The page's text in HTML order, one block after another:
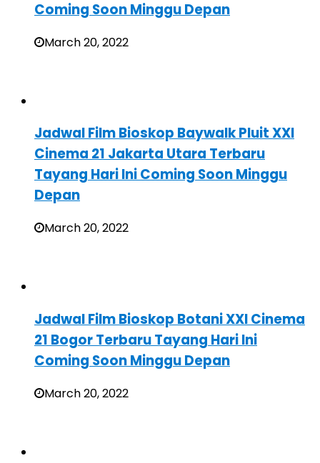
Coming Soon Minggu Depan
March 20, 2022
Jadwal Film Bioskop Baywalk Pluit XXI
Cinema 21 Jakarta Utara Terbaru
Tayang Hari Ini Coming Soon Minggu
Depan
March 20, 2022
Jadwal Film Bioskop Botani XXI Cinema
21 Bogor Terbaru Tayang Hari Ini
Coming Soon Minggu Depan
March 20, 2022